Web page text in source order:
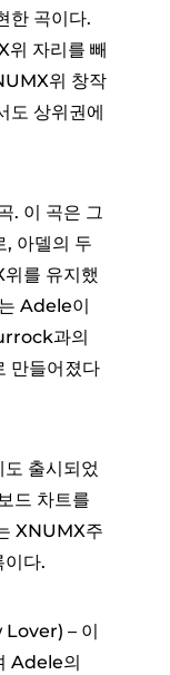
한 곡이다.
위 자리를 빼
위 창작
도 상위권에
. 이 곡은 그
, 아델의 두
를 유지했
Adele이
과의
만들어졌다
도 출시되었
드 차트를
XNUMX주
다.
Lover) – 이
Adele의